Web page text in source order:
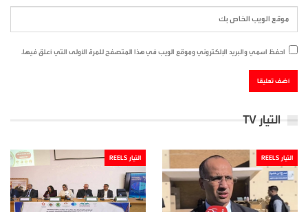
احفظ اسمي والبريد الإلكتروني وموقع الويب في هذا المتصفح للمرة الأولى التي أعلق فيها.
التيار TV
التيار REELS التيار REELS